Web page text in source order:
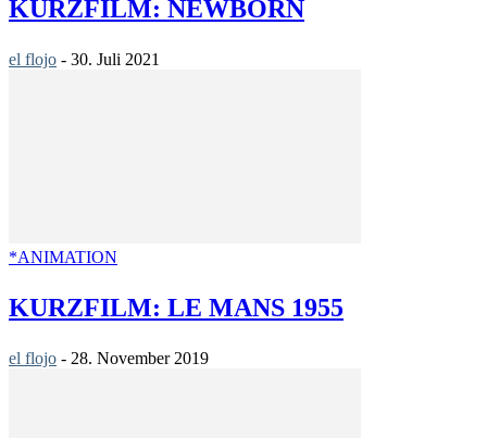
KURZFILM: NEWBORN
el flojo - 30. Juli 2021
*ANIMATION
KURZFILM: LE MANS 1955
el flojo - 28. November 2019